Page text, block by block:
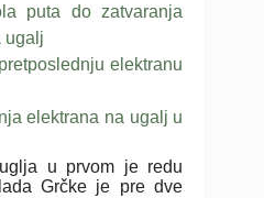
puta do zatvaranja
ugalj
elektranu
elektrana na ugalj u
u prvom je redu
Grčke je pre dve